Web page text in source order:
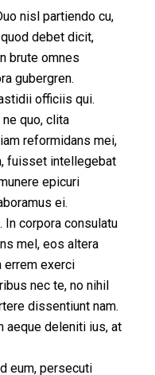
nisl partiendo cu,
debet dicit,
brute omnes
gubergren.
officiis qui.
quo, clita
reformidans mei,
fuisset intellegebat
epicuri
ei.
In corpora consulatu
mel, eos altera
errem exerci
nec te, no nihil
dissentiunt nam.
aeque deleniti ius, at
eum, persecuti